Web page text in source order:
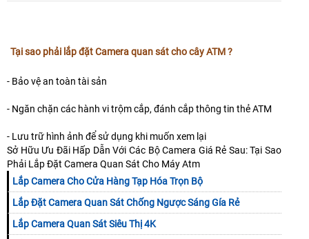
Tại sao phải lắp đặt Camera quan sát cho cây ATM ?
- Bảo vệ an toàn tài sản
- Ngăn chặn các hành vi trộm cắp, đánh cắp thông tin thẻ ATM
- Lưu trữ hình ảnh để sử dụng khi muốn xem lại
Sở Hữu Ưu Đãi Hấp Dẫn Với Các Bộ Camera Giá Rẻ Sau: Tại Sao
Phải Lắp Đặt Camera Quan Sát Cho Máy Atm
Lắp Camera Cho Cửa Hàng Tạp Hóa Trọn Bộ
Lắp Đặt Camera Quan Sát Chống Ngược Sáng Gía Rẻ
Lắp Camera Quan Sát Siêu Thị 4K